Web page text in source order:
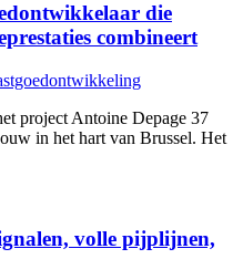
die
combineert
project Antoine Depage 37
in het hart van Brussel. Het
volle pijplijnen,